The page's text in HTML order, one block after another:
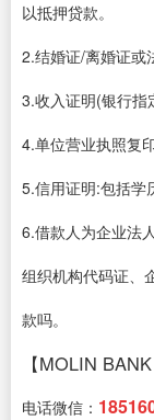
以抵押贷款。
2.结婚证/离婚证或
3.收入证明(银行指
4.单位营业执照复
5.信用证明:包括学
6.借款人为企业法
组织机构代码证、
款吗。
【MOLIN
电话微信：